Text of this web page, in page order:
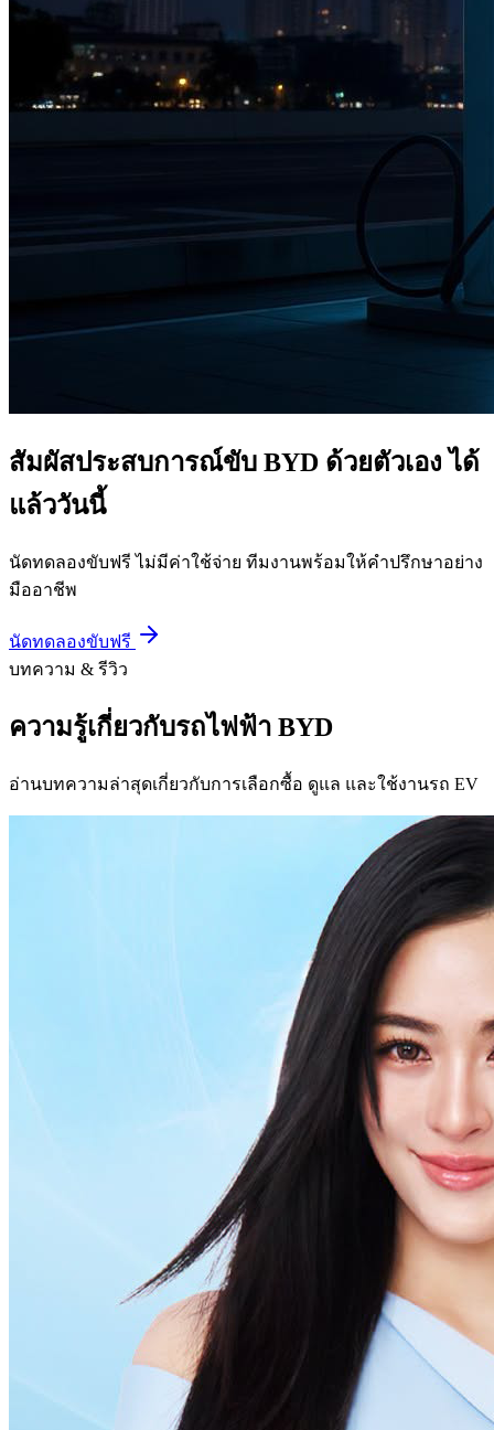
สัมผัสประสบการณ์ขับ BYD ด้วยตัวเอง ได้
แล้ววันนี้
นัดทดลองขับฟรี ไม่มีค่าใช้จ่าย ทีมงานพร้อมให้คำปรึกษาอย่าง
มืออาชีพ
นัดทดลองขับฟรี
บทความ & รีวิว
ความรู้เกี่ยวกับรถไฟฟ้า BYD
อ่านบทความล่าสุดเกี่ยวกับการเลือกซื้อ ดูแล และใช้งานรถ EV